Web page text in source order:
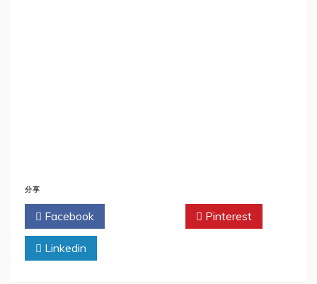
分享
Facebook Pinterest
Linkedin